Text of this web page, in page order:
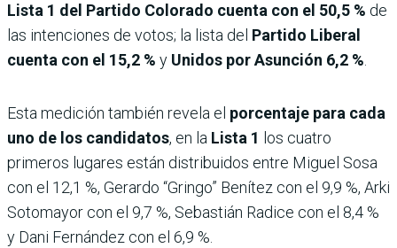
Lista 1 del Partido Colorado cuenta con el 50,5 % de
las intenciones de votos; la lista del Partido Liberal
cuenta con el 15,2 % y Unidos por Asunción 6,2 %.
Esta medición también revela el porcentaje para cada
uno de los candidatos, en la Lista 1 los cuatro
primeros lugares están distribuidos entre Miguel Sosa
con el 12,1 %, Gerardo “Gringo” Benítez con el 9,9 %, Arki
Sotomayor con el 9,7 %, Sebastián Radice con el 8,4 %
y Dani Fernández con el 6,9 %.